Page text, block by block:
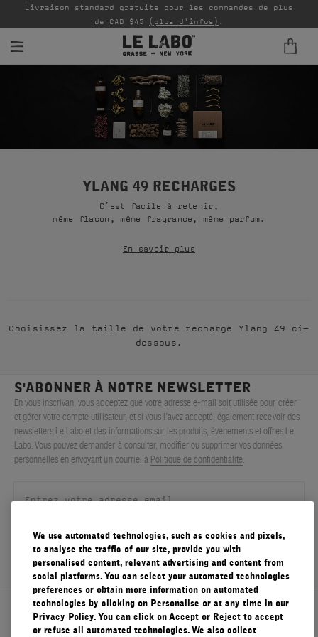
Compte
Panier(0)
Livraison standard gratuite pour les commandes de plus
de CAD $45 (plus d'infos) .
YLANG 49 RECHARGES
C’est facile à retenir,
même flacon, même fragrance, même parfum.
En savoir plus
Choisissez la taille de votre recharge Ylang 49 ci-
dessous.
À propos de Le Labo
S'ABONNER À NOTRE NEWSLETTER
En vous inscrivan, vous acceptez que votre adresse e-mail soit utilisée pour créer
et gérer votre compte utilisateur, et si vous l’avez accepté, également recevoir des
newsletters Le Labo et des informations sur les produits, événements et offres Le
Labo. Vous pouvez demander à consulter, modifier ou supprimer vos données
personnelles en envoyant un courriel à Politique de confidentialité
S'ENREGISTRER
We use automated technologies, such as cookies and pixels,
to analyse the traffic of our site, provide you with
personalised content, relevant advertising and content from
social platforms. You can select your automated technologies
preferences or obtain more information on automated
technologies by clicking on Personalise or at any time in our
Privacy Policy. You can click on Accept or Reject to accept
or refuse all automated technologies. We also collect